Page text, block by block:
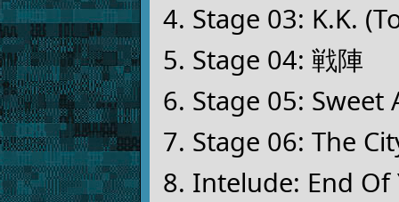
Stage 03: K.K.
Stage 04: 戦陣
Stage 05:
Stage 06: The
Intelude: End Of